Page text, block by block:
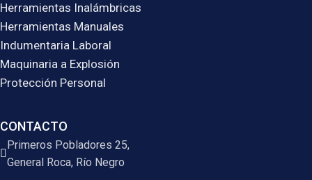
Herramientas Inalámbricas
Herramientas Manuales
Indumentaria Laboral
Maquinaria a Explosión
Protección Personal
CONTACTO
Primeros Pobladores 25,
General Roca, Río Negro